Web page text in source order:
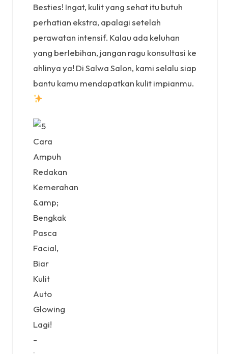
Besties! Ingat, kulit yang sehat itu butuh
perhatian ekstra, apalagi setelah
perawatan intensif. Kalau ada keluhan
yang berlebihan, jangan ragu konsultasi ke
ahlinya ya! Di Salwa Salon, kami selalu siap
bantu kamu mendapatkan kulit impianmu.